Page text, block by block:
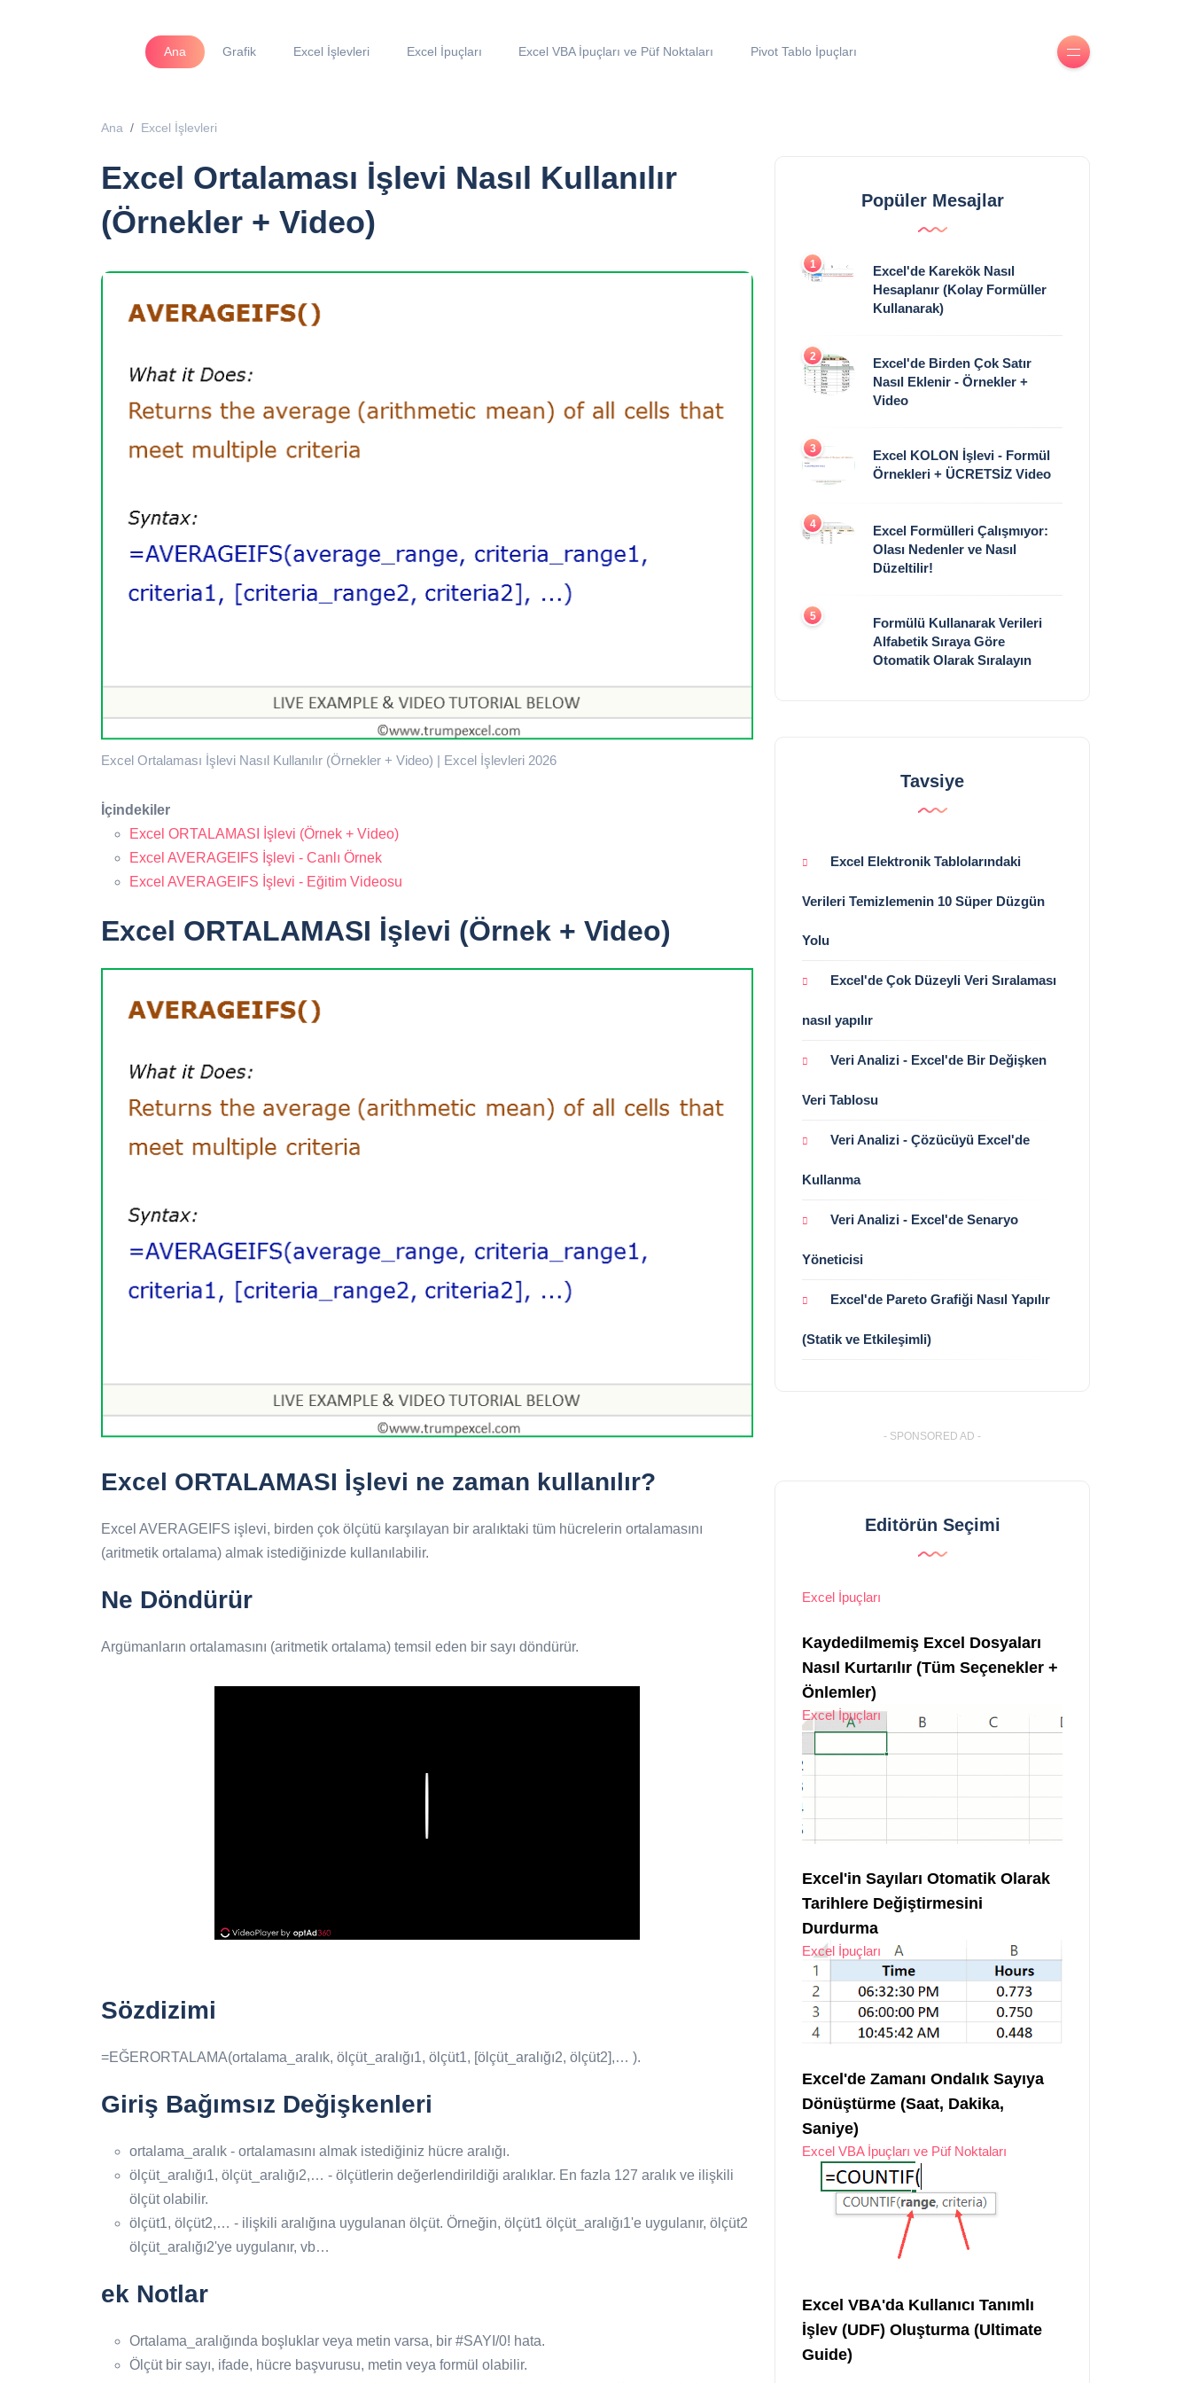
Ana Grafik Excel İşlevleri Excel İpuçları Excel VBA İpuçları ve Püf Noktaları Pivot Tablo İpuçları
Ana Excel İşlevleri
Excel Ortalaması İşlevi Nasıl Kullanılır
(Örnekler + Video)
Excel Ortalaması İşlevi Nasıl Kullanılır (Örnekler + Video) | Excel İşlevleri 2026
İçindekiler
Excel ORTALAMASI İşlevi (Örnek + Video)
Excel AVERAGEIFS İşlevi - Canlı Örnek
Excel AVERAGEIFS İşlevi - Eğitim Videosu
Excel ORTALAMASI İşlevi (Örnek + Video)
Excel ORTALAMASI İşlevi ne zaman kullanılır?
Excel AVERAGEIFS işlevi, birden çok ölçütü karşılayan bir aralıktaki tüm hücrelerin ortalamasını
(aritmetik ortalama) almak istediğinizde kullanılabilir.
Ne Döndürür
Argümanların ortalamasını (aritmetik ortalama) temsil eden bir sayı döndürür.
Sözdizimi
=EĞERORTALAMA(ortalama_aralık, ölçüt_aralığı1, ölçüt1, [ölçüt_aralığı2, ölçüt2],… ).
Giriş Bağımsız Değişkenleri
ortalama_aralık - ortalamasını almak istediğiniz hücre aralığı.
ölçüt_aralığı1, ölçüt_aralığı2,… - ölçütlerin değerlendirildiği aralıklar. En fazla 127 aralık ve ilişkili
ölçüt olabilir.
ölçüt1, ölçüt2,… - ilişkili aralığına uygulanan ölçüt. Örneğin, ölçüt1 ölçüt_aralığı1'e uygulanır, ölçüt2
ölçüt_aralığı2'ye uygulanır, vb…
ek Notlar
Ortalama_aralığında boşluklar veya metin varsa, bir #SAYI/0! hata.
Ölçüt bir sayı, ifade, hücre başvurusu, metin veya formül olabilir.
Popüler Mesajlar
1
Excel'de Karekök Nasıl
Hesaplanır (Kolay Formüller
Kullanarak)
2
Excel'de Birden Çok Satır
Nasıl Eklenir - Örnekler +
Video
3
Excel KOLON İşlevi - Formül
Örnekleri + ÜCRETSİZ Video
4
Excel Formülleri Çalışmıyor:
Olası Nedenler ve Nasıl
Düzeltilir!
5
Formülü Kullanarak Verileri
Alfabetik Sıraya Göre
Otomatik Olarak Sıralayın
Tavsiye
Excel Elektronik Tablolarındaki
Verileri Temizlemenin 10 Süper Düzgün
Yolu
Excel'de Çok Düzeyli Veri Sıralaması
nasıl yapılır
Veri Analizi - Excel'de Bir Değişken
Veri Tablosu
Veri Analizi - Çözücüyü Excel'de
Kullanma
Veri Analizi - Excel'de Senaryo
Yöneticisi
Excel'de Pareto Grafiği Nasıl Yapılır
(Statik ve Etkileşimli)
- SPONSORED AD -
Editörün Seçimi
Excel İpuçları
Kaydedilmemiş Excel Dosyaları
Nasıl Kurtarılır (Tüm Seçenekler +
Önlemler)
Excel İpuçları
Excel'in Sayıları Otomatik Olarak
Tarihlere Değiştirmesini
Durdurma
Excel İpuçları
Excel'de Zamanı Ondalık Sayıya
Dönüştürme (Saat, Dakika,
Saniye)
Excel VBA İpuçları ve Püf Noktaları
Excel VBA'da Kullanıcı Tanımlı
İşlev (UDF) Oluşturma (Ultimate
Guide)